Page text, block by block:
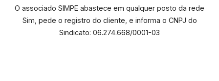
O associado SIMPE abastece em qualquer posto da rede
Sim, pede o registro do cliente, e informa o CNPJ do
Sindicato: 06.274.668/0001-03